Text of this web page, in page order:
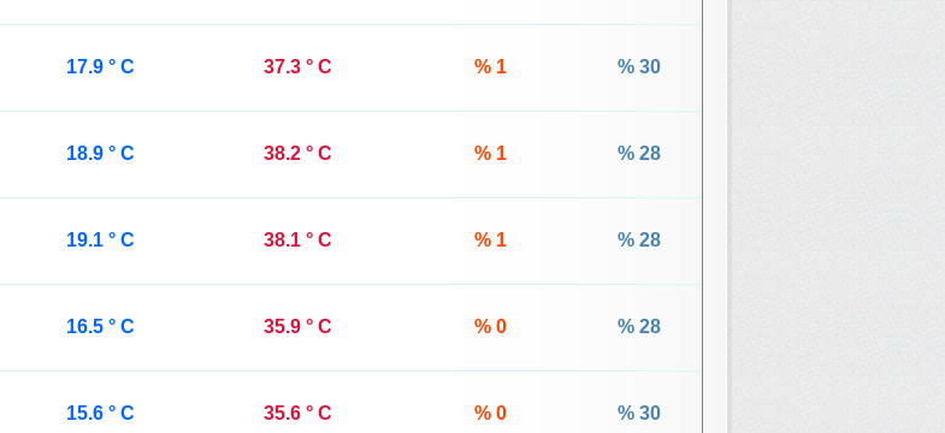
17.9 ° C 37.3 ° C % 1 % 30
18.9 ° C 38.2 ° C % 1 % 28
19.1 ° C 38.1 ° C % 1 % 28
16.5 ° C 35.9 ° C % 0 % 28
15.6 ° C 35.6 ° C % 0 % 30